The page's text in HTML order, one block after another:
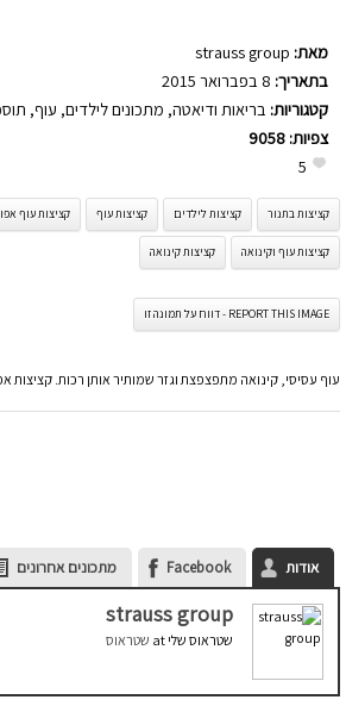
מאת: strauss group
בתאריך:
קטגוריות: בריאות ודיאטה, מתכונים לילדים, עוף,
צפיות: 9058
5
קציצות בתנור קציצות לילדים קציצות עוף קציצות עוף
קציצות עוף וקינואה קציצות קינואה
REPORT THIS IMAGE - דווח על תמונה זו
עוף עסיסי, קינואה מתפצפצת וגזר שמותיר אותן רכות. קציצות
אודות Facebook מתכונים אחרונים
strauss group
שטראוס שלי שטראוס